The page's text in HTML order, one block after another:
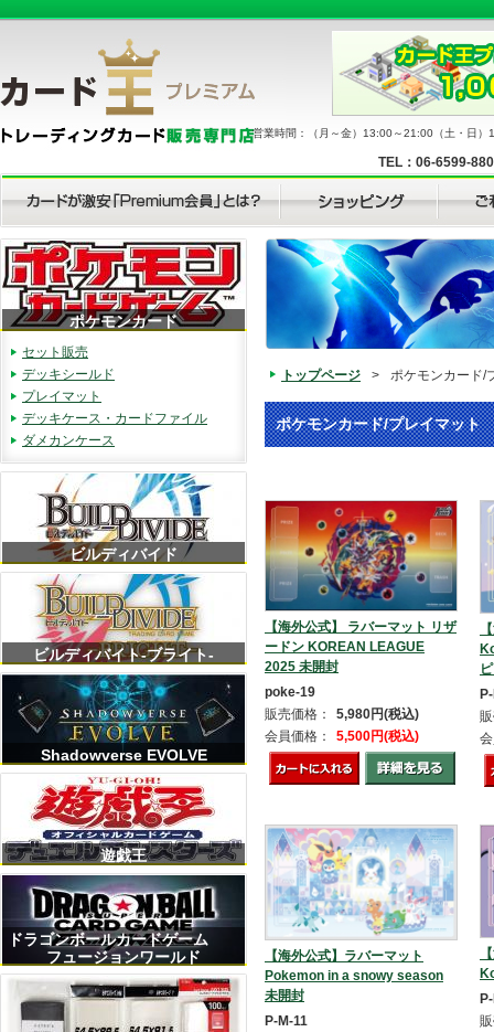
営業時間：（月～金）13:00～21:00（土・日
TEL：06-6599-
トップページ > ポケモンカード/
ポケモンカード/プレイマット
【海外公式】 ラバーマット リザ
ードン KOREAN LEAGUE
2025 未開封
poke-19
販売価格：
5,980円(税込)
会員価格：
5,500円(税込)
【海外公式】ラバーマット
Pokemon in a snowy season
未開封
P-M-11
ポケモンカード
セット販売
デッキシールド
プレイマット
デッキケース・カードファイル
ダメカンケース
ビルディバイド
ビルディバイト-ブライト-
Shadowverse EVOLVE
遊戯王
ドラゴンボールカードゲーム
フュージョンワールド